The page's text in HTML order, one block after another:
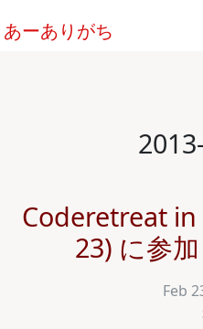
あーありがち
Coderetreat in
23) に参
Feb